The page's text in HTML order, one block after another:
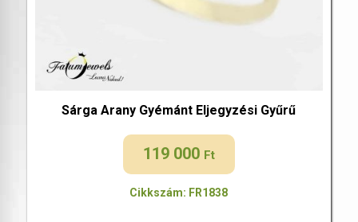
Sárga Arany Gyémánt Eljegyzési Gyűrű
119 000 Ft
Cikkszám: FR1838